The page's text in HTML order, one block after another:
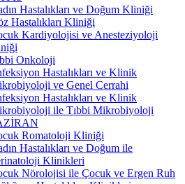
Hastalıkları ve Doğum Kliniği
Hastalıkları Kliniği
Kardiyolojisi ve Anesteziyoloji
Onkoloji
Hastalıkları ve Klinik
ve Genel Cerrahi
Hastalıkları ve Klinik
ile Tıbbi Mikrobiyoloji
Romatoloji Kliniği
Hastalıkları ve Doğum ile
Klinikleri
Nörolojisi ile Çocuk ve Ergen Ruh